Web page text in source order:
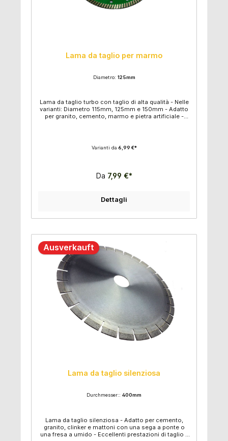
Lama da taglio per marmo
Diametro: 125mm
Lama da taglio turbo con taglio di alta qualità - Nelle
varianti: Diametro 115mm, 125mm e 150mm - Adatto
per granito, cemento, marmo e pietra artificiale -
Varianti da 6,99 €*
Da 7,99 €*
Dettagli
Ausverkauft
Lama da taglio silenziosa
Durchmesser:: 400mm
Lama da taglio silenziosa - Adatto per cemento,
granito, clinker e mattoni con una sega a ponte o
una fresa a umido - Eccellenti prestazioni di taglio -